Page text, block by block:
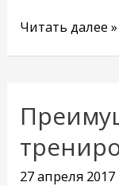
Читать далее »
27 апреля 2017
Преимущества
тренировок
Кроссфит